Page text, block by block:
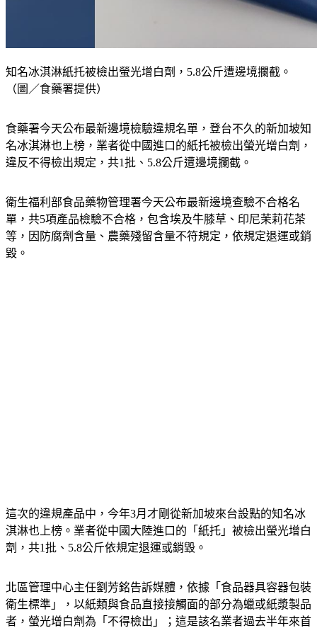
（圖／食藥署提供）
名冰淇淋也上榜，業者從中國進口的紙托被檢出螢光增白劑，
違反不得檢出規定，共1批、5.8公斤遭邊境攔截。
單，共5項產品檢驗不合格，包含埃及牛膝草、印尼茉莉花茶
等，因防腐劑含量、農藥殘留含量不符規定，依規定退運或銷
毀。
淇淋也上榜。業者從中國大陸進口的「紙托」被檢出螢光增白
劑，共1批、5.8公斤依規定退運或銷毀。
衛生標準」，以紙類與食品直接接觸面的部分為蠟或紙漿製品
者，螢光增白劑為「不得檢出」；這是該名業者過去半年來首
度違規，在邊境調整為加強抽批查驗，抽驗比例為20%至